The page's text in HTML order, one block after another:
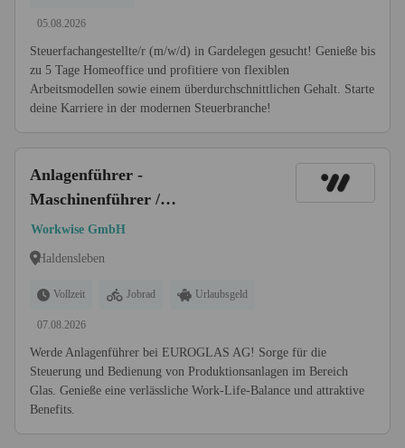
05.08.2026
Steuerfachangestellte/r (m/w/d) in Gardelegen gesucht! Genieße bis
zu 5 Tage Homeoffice und profitiere von flexiblen
Arbeitsmodellen sowie einem überdurchschnittlichen Gehalt. Starte
deine Karriere in der modernen Steuerbranche!
Anlagenführer -
Maschinenführer /
Elektrotechnik /
Verfahrensmechanik (m/w/d)
Workwise GmbH
Haldensleben
Vollzeit Jobrad Urlaubsgeld
07.08.2026
Werde Anlagenführer bei EUROGLAS AG! Sorge für die
Steuerung und Bedienung von Produktionsanlagen im Bereich
Glas. Genieße eine verlässliche Work-Life-Balance und attraktive
Benefits.